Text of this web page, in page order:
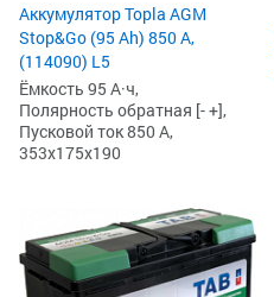
Аккумулятор Topla AGM
Stop&Go (95 Ah) 850 А,
(114090) L5
Ёмкость 95 А·ч,
Полярность обратная [- +],
Пусковой ток 850 А,
353x175x190